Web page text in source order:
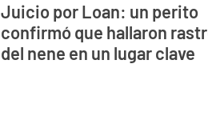
Juicio por Loan: un perito
confirmó que hallaron
del nene en un lugar clave